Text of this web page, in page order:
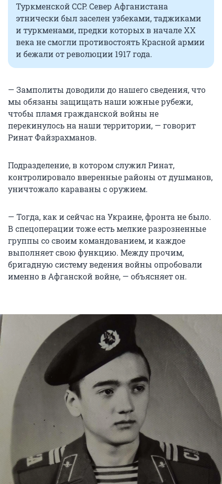
Туркменской ССР. Север Афганистана
этнически был заселен узбеками, таджиками
и туркменами, предки которых в начале ХХ
века не смогли противостоять Красной армии
и бежали от революции 1917 года.
— Замполиты доводили до нашего сведения, что
мы обязаны защищать наши южные рубежи,
чтобы пламя гражданской войны не
перекинулось на наши территории, — говорит
Ринат Файзрахманов.
Подразделение, в котором служил Ринат,
контролировало вверенные районы от душманов,
уничтожало караваны с оружием.
— Тогда, как и сейчас на Украине, фронта не было.
В спецоперации тоже есть мелкие разрозненные
группы со своим командованием, и каждое
выполняет свою функцию. Между прочим,
бригадную систему ведения войны опробовали
именно в Афганской войне, — объясняет он.